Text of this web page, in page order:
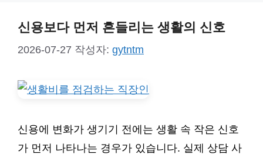
신용보다 먼저 흔들리는 생활의 신호
2026-07-27 작성자: gytntm
신용에 변화가 생기기 전에는 생활 속 작은 신호
가 먼저 나타나는 경우가 있습니다. 실제 상담 사